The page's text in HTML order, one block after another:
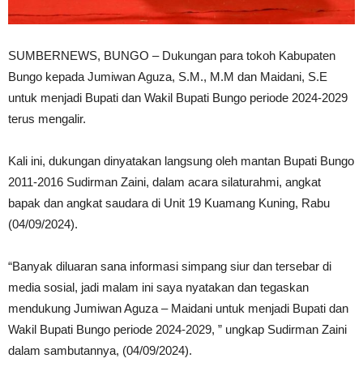
SUMBERNEWS, BUNGO – Dukungan para tokoh Kabupaten
Bungo kepada Jumiwan Aguza, S.M., M.M dan Maidani, S.E
untuk menjadi Bupati dan Wakil Bupati Bungo periode 2024-2029
terus mengalir.
Kali ini, dukungan dinyatakan langsung oleh mantan Bupati Bungo
2011-2016 Sudirman Zaini, dalam acara silaturahmi, angkat
bapak dan angkat saudara di Unit 19 Kuamang Kuning, Rabu
(04/09/2024).
“Banyak diluaran sana informasi simpang siur dan tersebar di
media sosial, jadi malam ini saya nyatakan dan tegaskan
mendukung Jumiwan Aguza – Maidani untuk menjadi Bupati dan
Wakil Bupati Bungo periode 2024-2029, ” ungkap Sudirman Zaini
dalam sambutannya, (04/09/2024).